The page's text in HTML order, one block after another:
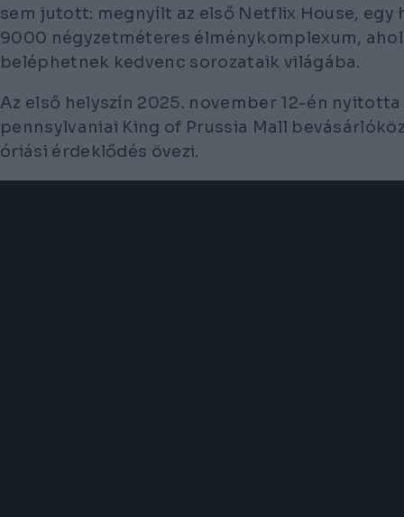
sem jutott: megnyílt az első Netflix House,
9000 négyzetméteres élménykomplexum,
beléphetnek kedvenc sorozataik világába.
Az első helyszín 2025. november 12-én
pennsylvaniai King of Prussia Mall
óriási érdeklődés övezi.